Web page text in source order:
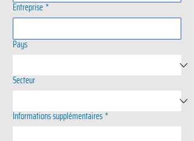
Entreprise*
Pays
Secteur
Informations supplémentaires*